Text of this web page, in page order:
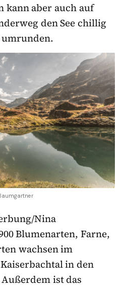
kann aber auch auf
den See chillig
Nina
Blumenarten, Farne,
wachsen im
in den
ist das